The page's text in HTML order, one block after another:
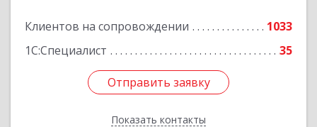
Клиентов на сопровождении
1033
1С:Специалист
35
Отправить заявку
Показать контакты
Отправить заявку
Назад